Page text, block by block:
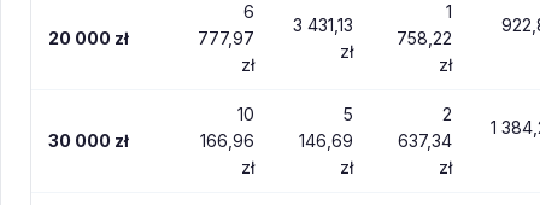
20 000 zł
6
777,97
zł
3 431,13
zł
1
758,22
zł
30 000 zł
10
166,96
zł
5
146,69
zł
2
637,34
zł
1